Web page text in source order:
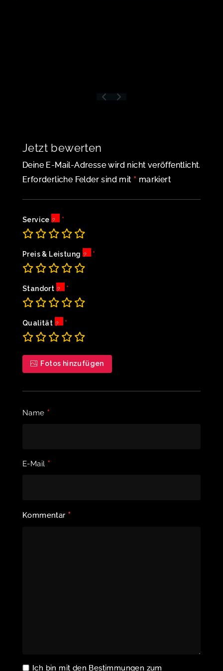
Jetzt bewerten
Deine E-Mail-Adresse wird nicht veröffentlicht.
Erforderliche Felder sind mit * markiert
Service
Preis & Leistung
Standort
Qualität
Fotos hinzufügen
Name *
E-Mail *
Kommentar *
Ich bin mit den Bestimmungen zum